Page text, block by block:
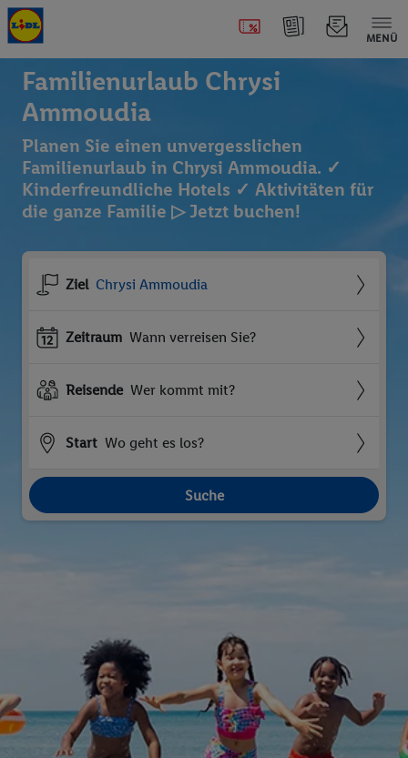
MENÜ
Familienurlaub Chrysi
Ammoudia
Planen Sie einen unvergesslichen
Familienurlaub in Chrysi Ammoudia. ✓
Kinderfreundliche Hotels ✓ Aktivitäten für
die ganze Familie ▷ Jetzt buchen!
Ziel Chrysi Ammoudia
Zeitraum Wann verreisen Sie?
Reisende Wer kommt mit?
Start Wo geht es los?
Suche